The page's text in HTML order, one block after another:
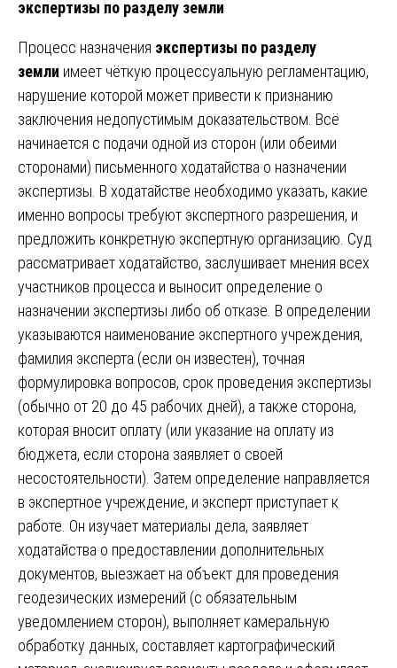
экспертизы по разделу земли
Процесс назначения экспертизы по разделу
земли имеет чёткую процессуальную регламентацию,
нарушение которой может привести к признанию
заключения недопустимым доказательством. Всё
начинается с подачи одной из сторон (или обеими
сторонами) письменного ходатайства о назначении
экспертизы. В ходатайстве необходимо указать, какие
именно вопросы требуют экспертного разрешения, и
предложить конкретную экспертную организацию. Суд
рассматривает ходатайство, заслушивает мнения всех
участников процесса и выносит определение о
назначении экспертизы либо об отказе. В определении
указываются наименование экспертного учреждения,
фамилия эксперта (если он известен), точная
формулировка вопросов, срок проведения экспертизы
(обычно от 20 до 45 рабочих дней), а также сторона,
которая вносит оплату (или указание на оплату из
бюджета, если сторона заявляет о своей
несостоятельности). Затем определение направляется
в экспертное учреждение, и эксперт приступает к
работе. Он изучает материалы дела, заявляет
ходатайства о предоставлении дополнительных
документов, выезжает на объект для проведения
геодезических измерений (с обязательным
уведомлением сторон), выполняет камеральную
обработку данных, составляет картографический